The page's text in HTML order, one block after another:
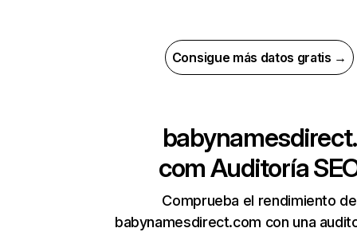
Consigue más datos gratis →
babynamesdirect.
comAuditoría
Comprueba el rendimiento de
babynamesdirect.com con una